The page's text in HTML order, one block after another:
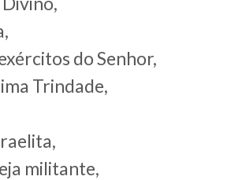
do Senhor,
Trindade,
militante,